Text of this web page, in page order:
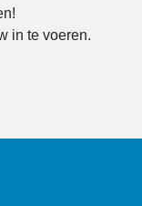
in te voeren.